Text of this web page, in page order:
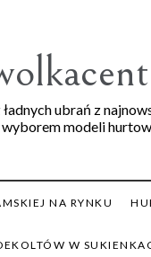
ubrań z
modeli
NA RYNKU
W